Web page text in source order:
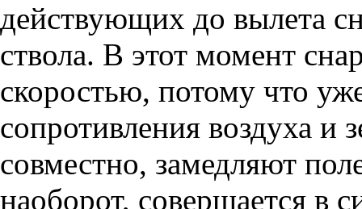
действующих до вылета
ствола. В этот момент
скоростью, потому что
сопротивления воздуха и
совместно, замедляют
наоборот, совершается в